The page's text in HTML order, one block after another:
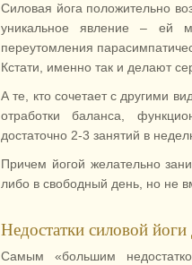
Силовая йога положительно
уникальное явление – ей
переутомления
Кстати, именно так и делают
А те, кто сочетает с другими
отработки баланса,
достаточно 2-3 занятий в
Причем йогой желательно
либо в свободный день, но не
Недостатки силовой
Самым «большим